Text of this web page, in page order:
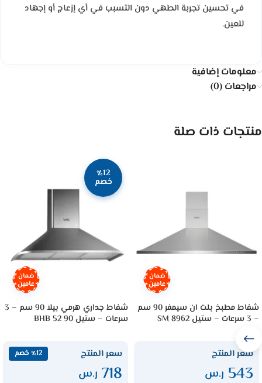
في تحسين تجربة الطهي دون التسبب في أي إزعاج أو إجهاد
للعين.
معلومات إضافية
مراجعات (0)
منتجات ذات صلة
ضمان
عامين
شفاط مطبخ بلت ان سيمفر 90 سم
– 3 سرعات – ستيل 8962 SM
سعر المنتج
543 ر.س
٪12
خصم
ضمان
عامين
شفاط جداري هرمي بيلا 90 سم – 3
سرعات – ستيل BHB 52 90
سعر المنتج ٪12 خصم
718 ر.س